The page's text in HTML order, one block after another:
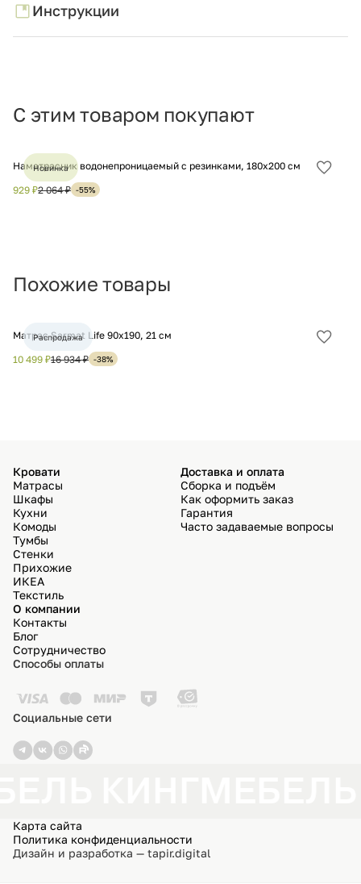
Инструкции
С этим товаром покупают
Наматрасник водонепроницаемый с резинками, 180х200 см
929 ₽2 064 ₽ -55%
Новинка
Похожие товары
Матрас Sarmat Life 90х190, 21 см
10 499 ₽16 934 ₽ -38%
Распродажа
Кровати
Матрасы
Шкафы
Кухни
Комоды
Тумбы
Стенки
Прихожие
ИКЕА
Текстиль
Доставка и оплата
Сборка и подъём
Как оформить заказ
Гарантия
Часто задаваемые вопросы
О компании
Контакты
Блог
Сотрудничество
Способы оплаты
Социальные сети
Карта сайта
Политика конфиденциальности
Дизайн и разработка — tapir.digital